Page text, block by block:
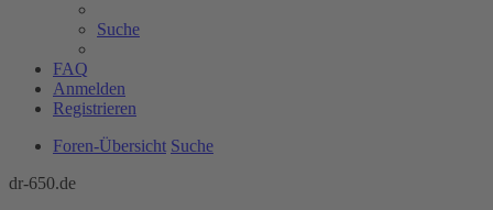
Suche
FAQ
Anmelden
Registrieren
Foren-Übersicht Suche
dr-650.de